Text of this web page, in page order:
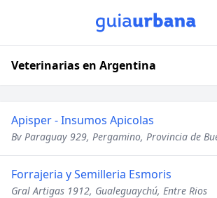
Veterinarias en Argentina
Apisper - Insumos Apicolas
Bv Paraguay 929, Pergamino, Provincia de
Forrajeria y Semilleria Esmoris
Gral Artigas 1912, Gualeguaychú, Entre Rios